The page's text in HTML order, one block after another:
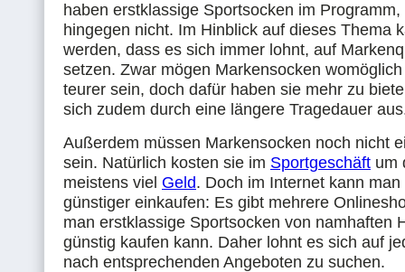
haben erstklassige Sportsocken im Programm,
hingegen nicht. Im Hinblick auf dieses Thema
werden, dass es sich immer lohnt, auf
setzen. Zwar mögen Markensocken
teurer sein, doch dafür haben sie mehr zu
sich zudem durch eine längere Tragedauer
Außerdem müssen Markensocken noch nicht
sein. Natürlich kosten sie im Sportgeschäft um
meistens viel Geld. Doch im Internet kann
günstiger einkaufen: Es gibt mehrere
man erstklassige Sportsocken von namhaften
günstig kaufen kann. Daher lohnt es sich auf
nach entsprechenden Angeboten zu suchen.